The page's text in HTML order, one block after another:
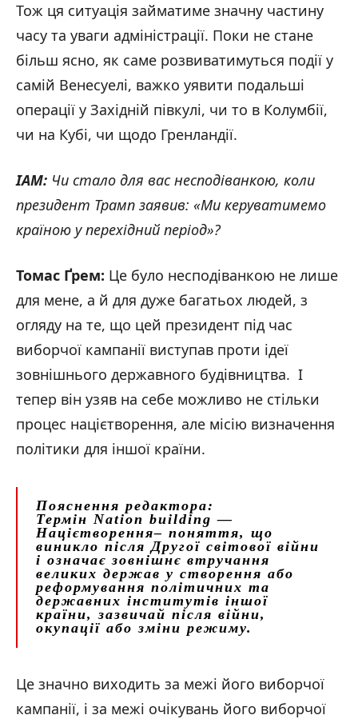
Тож ця ситуація займатиме значну частину
часу та уваги адміністрації. Поки не стане
більш ясно, як саме розвиватимуться події у
самій Венесуелі, важко уявити подальші
операції у Західній півкулі, чи то в Колумбії,
чи на Кубі, чи щодо Гренландії.
IAM: Чи стало для вас несподіванкою, коли
президент Трамп заявив: «Ми керуватимемо
країною у перехідний період»?
Томас Ґрем: Це було несподіванкою не лише
для мене, а й для дуже багатьох людей, з
огляду на те, що цей президент під час
виборчої кампанії виступав проти ідеї
зовнішнього державного будівництва. І
тепер він узяв на себе можливо не стільки
процес націєтворення, але місію визначення
політики для іншої країни.
Пояснення редактора:
Термін Nation building —
Націєтворення– поняття, що
виникло після Другої світової війни
і означає зовнішнє втручання
великих держав у створення або
реформування політичних та
державних інститутів іншої
країни, зазвичай після війни,
окупації або зміни режиму.
Це значно виходить за межі його виборчої
кампанії, і за межі очікувань його виборчої